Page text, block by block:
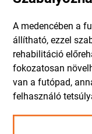
A medencében a
állítható, ezzel
rehabilitáció
fokozatosan
van a futópad,
felhasználó